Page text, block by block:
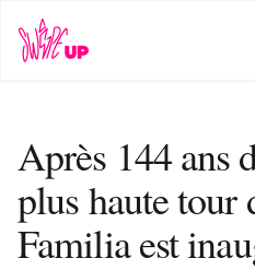
Après 144 ans
plus haute tour
Familia est